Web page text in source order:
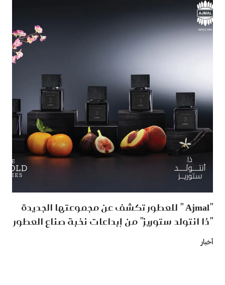
"Ajmal " للعطور تكشف عن مجموعتها الجديدة
"ذا انتولد ستوريز" من إبداعات نخبة صناع العطور
أخبار